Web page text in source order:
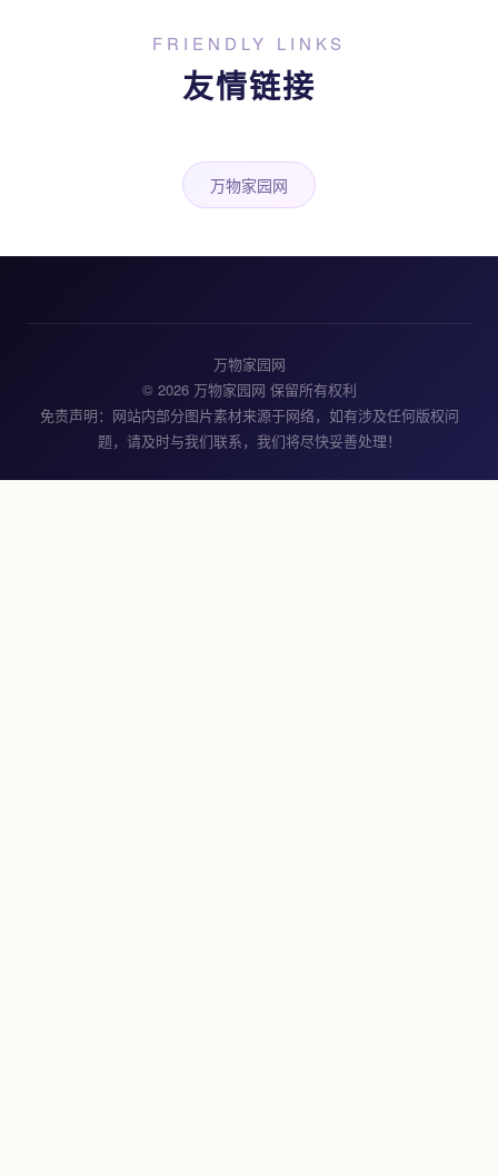
FRIENDLY LINKS
友情链接
万物家园网
万物家园网
© 2026 万物家园网 保留所有权利
免责声明：网站内部分图片素材来源于网络，如有涉及任何版权问
题，请及时与我们联系，我们将尽快妥善处理！